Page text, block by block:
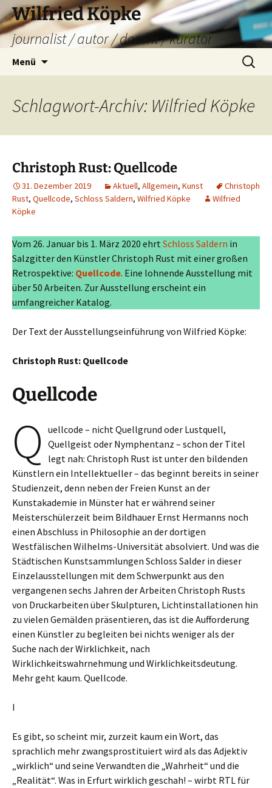
Zum
Inhalt
springen
Wilfried Köpke
journalist / autor / dozent / kurator
Menü
Suchen
nach:
Schlagwort-Archiv: Wilfried Köpke
Christoph Rust: Quellcode
31. Dezember 2019 Aktuell, Allgemein, Kunst
Christoph
Rust, Quellcode, Schloss Saldern, Wilfried Köpke
Wilfried
Köpke
Vom 26. Januar bis 1. März 2020 ehrt Schloss Saldern in
Salzgitter den Künstler Christoph Rust mit einer großen
Retrospektive: Quellcode. Eine lohnende Ausstellung mit
über 50 Arbeiten. Zur Ausstellung erscheint ein
umfangreicher Katalog.
Der Text der Ausstellungseinführung von Wilfried Köpke:
Christoph Rust: Quellcode
Quellcode
Q uellcode – nicht Quellgrund oder Lustquell,
Quellgeist oder Nymphentanz – schon der Titel
legt nah: Christoph Rust ist unter den bildenden
Künstlern ein Intellektueller – das beginnt bereits in seiner
Studienzeit, denn neben der Freien Kunst an der
Kunstakademie in Münster hat er während seiner
Meisterschülerzeit beim Bildhauer Ernst Hermanns noch
einen Abschluss in Philosophie an der dortigen
Westfälischen Wilhelms-Universität absolviert. Und was die
Städtischen Kunstsammlungen Schloss Salder in dieser
Einzelausstellungen mit dem Schwerpunkt aus den
vergangenen sechs Jahren der Arbeiten Christoph Rusts
von Druckarbeiten über Skulpturen, Lichtinstallationen hin
zu vielen Gemälden präsentieren, das ist die Aufforderung
einen Künstler zu begleiten bei nichts weniger als der
Suche nach der Wirklichkeit, nach
Wirklichkeitswahrnehmung und Wirklichkeitsdeutung.
Mehr geht kaum. Quellcode.
I
Es gibt, so scheint mir, zurzeit kaum ein Wort, das
sprachlich mehr zwangsprostituiert wird als das Adjektiv
„wirklich“ und seine Verwandten die „Wahrheit“ und die
„Realität“. Was in Erfurt wirklich geschah! – wirbt RTL für